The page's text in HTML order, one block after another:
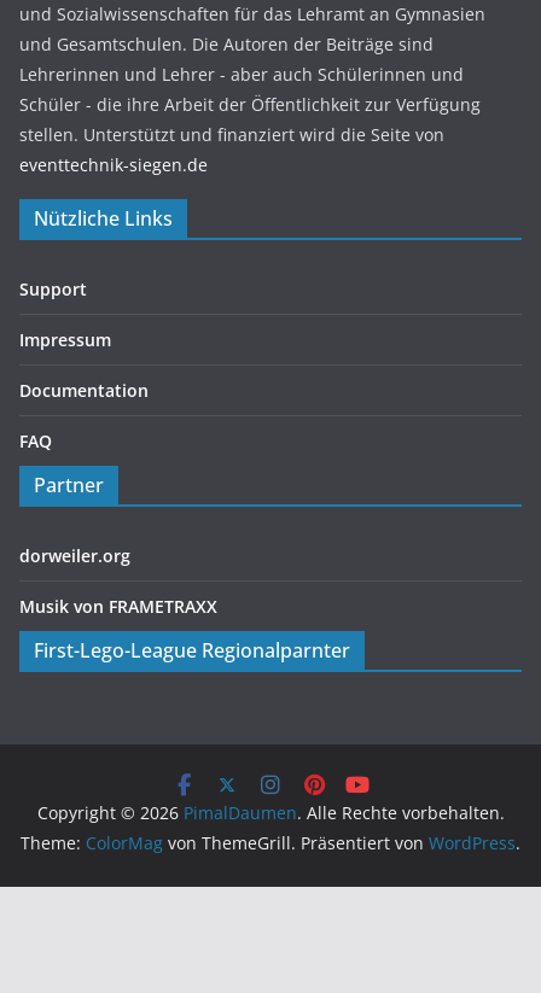
und Sozialwissenschaften für das Lehramt an Gymnasien
und Gesamtschulen. Die Autoren der Beiträge sind
Lehrerinnen und Lehrer - aber auch Schülerinnen und
Schüler - die ihre Arbeit der Öffentlichkeit zur Verfügung
stellen. Unterstützt und finanziert wird die Seite von
eventtechnik-siegen.de
Nützliche Links
Support
Impressum
Documentation
FAQ
Partner
dorweiler.org
Musik von FRAMETRAXX
First-Lego-League Regionalparnter
Copyright © 2026 PimalDaumen. Alle Rechte vorbehalten.
Theme: ColorMag von ThemeGrill. Präsentiert von WordPress.